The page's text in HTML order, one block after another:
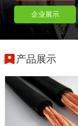
企业展示
产品展示